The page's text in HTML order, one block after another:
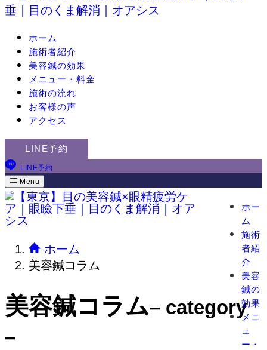
ホーム
施術者紹介
美容鍼の効果
メニュー・料金
施術の流れ
お客様の声
アクセス
LINE予約
LINE予約
Menu
ホー
ム
施術
者紹
介
美容
鍼の
効果
メニ
ュ
ー・
ホーム
美容鍼コラム
美容鍼コラム– category
–